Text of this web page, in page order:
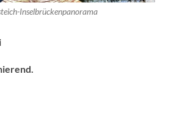
Inselbrückenpanorama